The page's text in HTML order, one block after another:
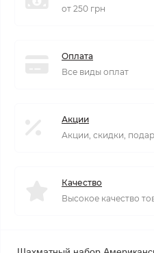
от 250 грн
Оплата
Все виды оплат
Акции
Акции, скидки,
Качество
Высокое качество